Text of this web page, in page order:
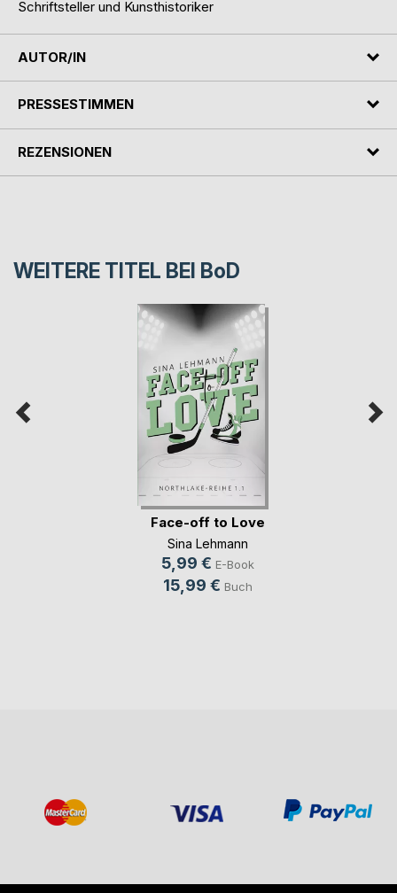
Schriftsteller und Kunsthistoriker
AUTOR/IN
PRESSESTIMMEN
REZENSIONEN
WEITERE TITEL BEI BoD
Face-off to Love
Sina Lehmann
5,99 € E-Book
15,99 € Buch